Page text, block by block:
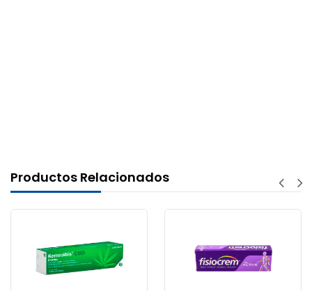
Productos Relacionados